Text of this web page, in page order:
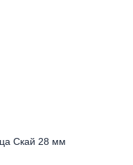
Скай 28 мм